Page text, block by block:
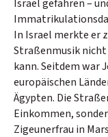
Israel gefahren –
In Israel merkte er
Straßenmusik
kann. Seitdem war
europäischen
Ägypten. Die
Einkommen,
Zigeunerfrau in